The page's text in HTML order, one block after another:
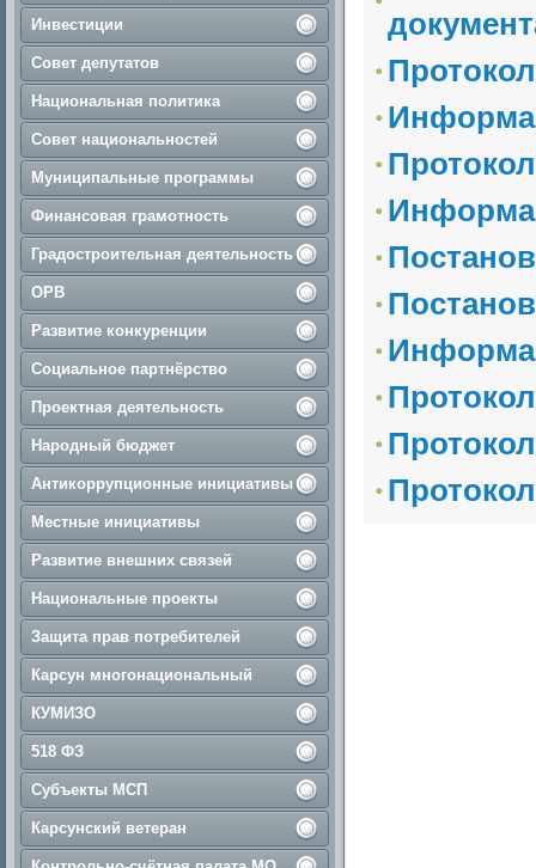
Инвестиции
Совет депутатов
Национальная политика
Совет национальностей
Муниципальные программы
Финансовая грамотность
Градостроительная деятельность
ОРВ
Развитие конкуренции
Социальное партнёрство
Проектная деятельность
Народный бюджет
Антикоррупционные инициативы
Местные инициативы
Развитие внешних связей
Национальные проекты
Защита прав потребителей
Карсун многонациональный
КУМИЗО
518 ФЗ
Субъекты МСП
Карсунский ветеран